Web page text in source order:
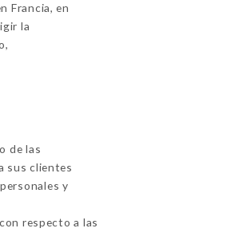
Francia, en
la
de las
sus clientes
y
respecto a las